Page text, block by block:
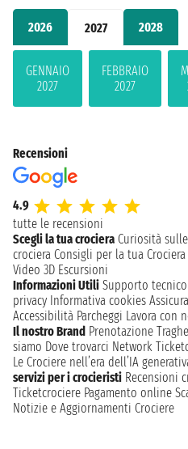
2026 2027 2028
GENNAIO
2027
FEBBRAIO
2027
Recensioni
4.9
tutte le recensioni
Scegli la tua crociera Curiosità
crociera Consigli per la tua Crociera
Video 3D Escursioni
Informazioni Utili Supporto tecnico
privacy Informativa cookies
Accessibilità Parcheggi Lavora con
Il nostro Brand Prenotazione
siamo Dove trovarci Network
Le Crociere nell’era dell’IA
servizi per i crocieristi Recensioni
Ticketcrociere Pagamento online
Notizie e Aggiornamenti Crociere